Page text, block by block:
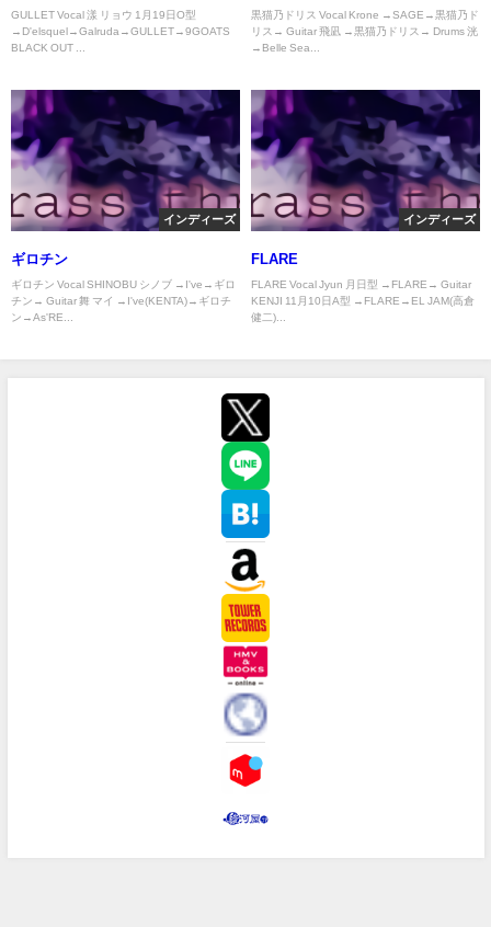
GULLET Vocal 漾 リョウ 1月19日O型
→D'elsquel→Galruda→GULLET→9GOATS
BLACK OUT ...
黒猫乃ドリス Vocal Krone →SAGE→黒猫乃ド
リス→ Guitar 飛凪 →黒猫乃ドリス→ Drums 洸
→Belle Sea...
インディーズ
ギロチン
ギロチン Vocal SHINOBU シノブ →I've→ギロ
チン→ Guitar 舞 マイ →I've(KENTA)→ギロチ
ン→As'RE...
インディーズ
FLARE
FLARE Vocal Jyun 月日型 →FLARE→ Guitar
KENJI 11月10日A型 →FLARE→EL JAM(高倉
健二)...